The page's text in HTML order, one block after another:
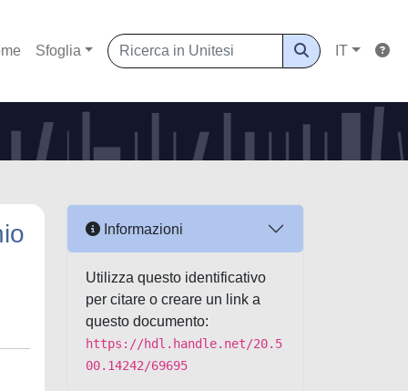
Sfoglia IT
Informazioni
Utilizza questo identificativo
per citare o creare un link a
questo documento:
https://hdl.handle.net/20.5
00.14242/69695